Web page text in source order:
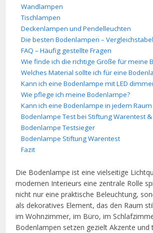
Wandlampen
Tischlampen
Deckenlampen und Pendelleuchten
Die besten Bodenlampen –
FAQ – Häufig gestellte Fragen
Wie finde ich die richtige Größe für meine
Welches Material sollte ich für eine
Kann ich eine Bodenlampe mit LED
Wie pflege ich meine Bodenlampe?
Kann ich eine Bodenlampe in jedem
Bodenlampe Test bei Stiftung Warentest &
Bodenlampe Testsieger
Bodenlampe Stiftung Warentest
Fazit
Die Bodenlampe ist eine vielseitige
modernen Interieurs eine zentrale Rolle
nicht nur eine praktische Beleuchtung,
als dekoratives Element, das den Raum
im Wohnzimmer, im Büro, im
Bodenlampen setzen gezielt Akzente und